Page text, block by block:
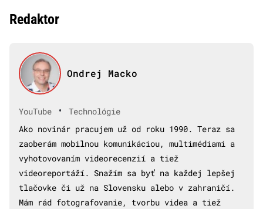
Redaktor
Ondrej Macko
YouTube •
Technológie
Ako novinár pracujem už od roku 1990. Teraz sa
zaoberám mobilnou komunikáciou, multimédiami a
vyhotovovaním videorecenzií a tiež
videoreportáží. Snažím sa byť na každej lepšej
tlačovke či už na Slovensku alebo v zahraničí.
Mám rád fotografovanie, tvorbu videa a tiež